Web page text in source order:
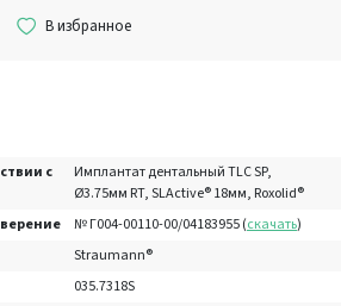
с
Имплантат дентальный TLC SP,
Ø3.75мм RT, SLActive® 18мм, Roxolid®
№ Г004-00110-00/04183955 (скачать)
Straumann®
035.7318S